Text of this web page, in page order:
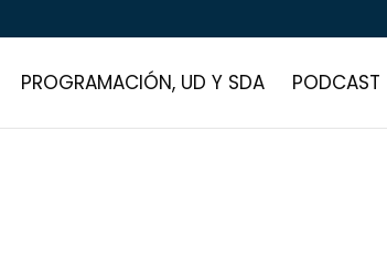
PROGRAMACIÓN, UD Y SDA PODCAST